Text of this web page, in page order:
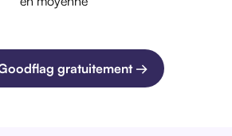
gratuitement →